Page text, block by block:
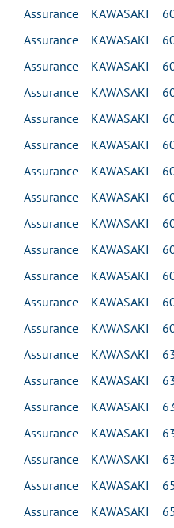
Assurance KAWASAKI
Assurance KAWASAKI
Assurance KAWASAKI
Assurance KAWASAKI
Assurance KAWASAKI
Assurance KAWASAKI
Assurance KAWASAKI
Assurance KAWASAKI
Assurance KAWASAKI
Assurance KAWASAKI
Assurance KAWASAKI
Assurance KAWASAKI
Assurance KAWASAKI
Assurance KAWASAKI
Assurance KAWASAKI
Assurance KAWASAKI
Assurance KAWASAKI
Assurance KAWASAKI
Assurance KAWASAKI
Assurance KAWASAKI